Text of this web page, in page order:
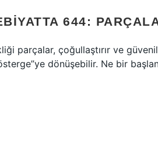
644:
parçalar, çoğullaştırır ve
dönüşebilir. Ne bir